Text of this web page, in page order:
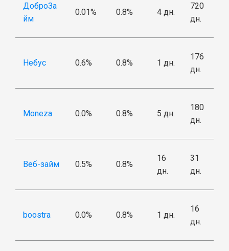
ДоброЗа
йм
0.01% 0.8% 4 дн.
720
дн.
Небус 0.6% 0.8% 1 дн.
176
дн.
Moneza 0.0% 0.8% 5 дн.
180
дн.
Веб-займ 0.5% 0.8%
16
дн.
31
дн.
boostra 0.0% 0.8% 1 дн.
16
дн.